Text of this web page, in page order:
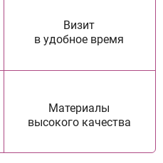
Визит
в удобное время
Материалы
высокого качества